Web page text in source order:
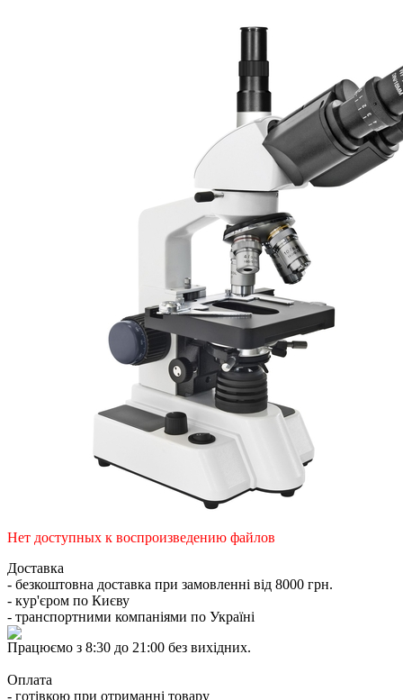
Нет доступных к воспроизведению файлов
Доставка
- безкоштовна доставка при замовленні від 8000 грн.
- кур'єром по Києву
- транспортними компаніями по Україні
Працюємо з 8:30 до 21:00 без вихідних.
Оплата
- готівкою при отриманні товару